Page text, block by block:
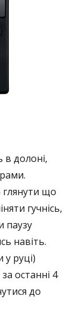
в долоні,
що
гучнісь,
паузу
навіть.
руці)
останні 4
до